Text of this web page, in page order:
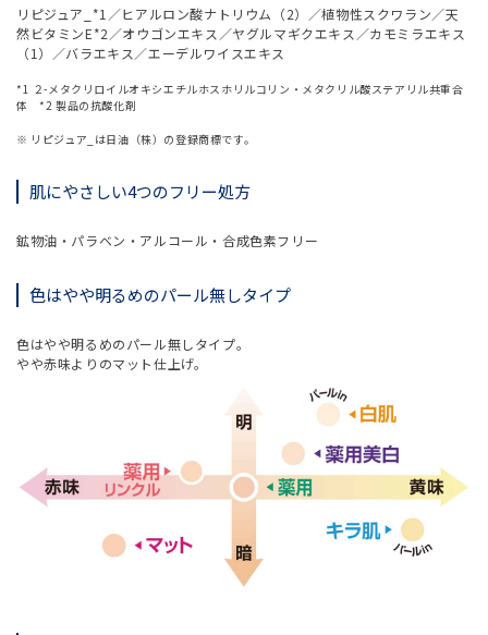
リピジュア_*1／ヒアルロン酸ナトリウム（2）／植物性スクワラン／天
然ビタミンE*2／オウゴンエキス／ヤグルマギクエキス／カモミラエキス
（1）／バラエキス／エーデルワイスエキス
*1 ２-メタクリロイルオキシエチルホスホリルコリン・メタクリル酸ステアリル共重合
体 *2 製品の抗酸化剤
※ リピジュア_は日油（株）の登録商標です。
肌にやさしい4つのフリー処方
鉱物油・パラベン・アルコール・合成色素フリー
色はやや明るめのパール無しタイプ
色はやや明るめのパール無しタイプ。
やや赤味よりのマット仕上げ。